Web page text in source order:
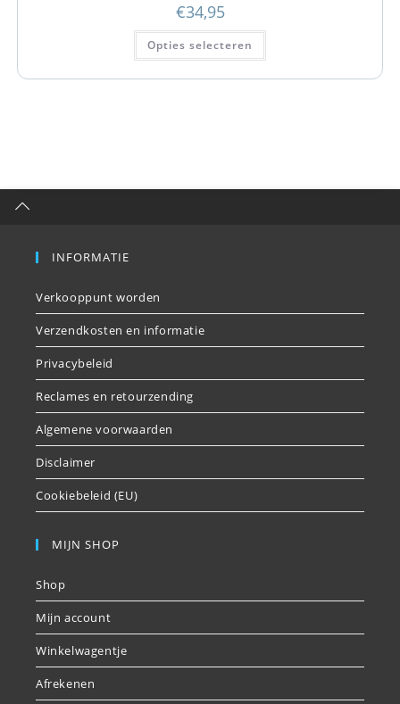
€34,95
Opties selecteren
INFORMATIE
Verkooppunt worden
Verzendkosten en informatie
Privacybeleid
Reclames en retourzending
Algemene voorwaarden
Disclaimer
Cookiebeleid (EU)
MIJN SHOP
Shop
Mijn account
Winkelwagentje
Afrekenen